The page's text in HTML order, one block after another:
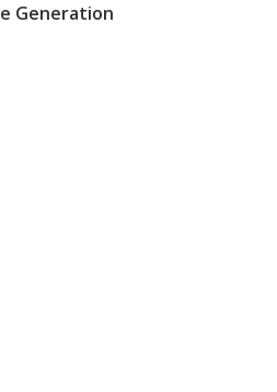
Generation